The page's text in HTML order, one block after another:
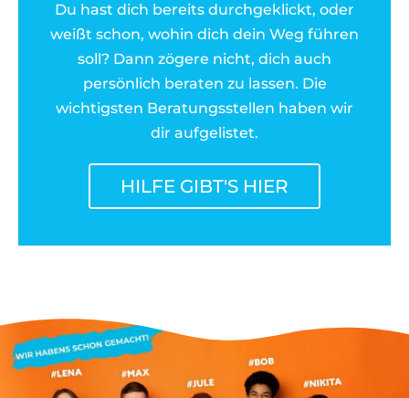
Du hast dich bereits durchgeklickt, oder
weißt schon, wohin dich dein Weg führen
soll? Dann zögere nicht, dich auch
persönlich beraten zu lassen. Die
wichtigsten Beratungsstellen haben wir
dir aufgelistet.
HILFE GIBT'S HIER